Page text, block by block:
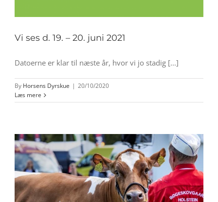
Vi ses d. 19. – 20. juni 2021
Datoerne er klar til næste år, hvor vi jo stadig [...]
By Horsens Dyrskue | 20/10/2020
Læs mere